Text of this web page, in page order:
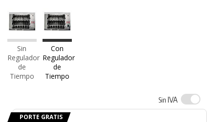
Sin
Regulador
de
Tiempo
Con
Regulador
de
Tiempo
Sin IVA
PORTE GRATIS